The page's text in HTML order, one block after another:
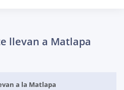
llevan a Matlapa
a la Matlapa